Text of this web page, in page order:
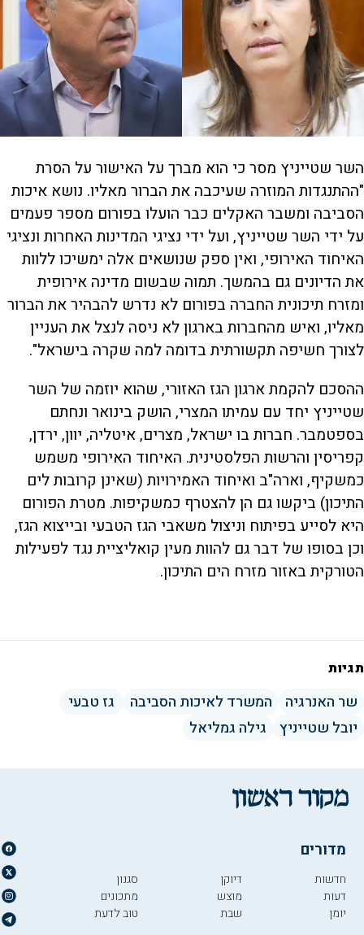
השר שטייניץ מסר כי הוא מברך על האישור על הסרת
"ההתנגדות המוזרה שעיכבה את הברור מאליו. נושא איכות
הסביבה ומשבר האקלים כבר הועלו בפורום מספר פעמים
על ידי השר שטייניץ, ועל ידי נציגי המדינות האחרות ונציגי
האיחוד האירופי, ואין ספק שנושאים אלה ימשיכו ללוות
את הדיונים גם בהמשך. תמוה שבשום מדינה אירופית
ומזרח תיכונית החברה בפורום לא נדרש להבהיר את הברור
מאליו, ואיש מהחברות בארגון לא ניסה לנצל את העניין
לצורך חשיפה תקשורתית בדומה למה שקרה בישראל".
ההסכם להקמת ארגון הגז האזורי, שהוא יוזמה של השר
שטייניץ יחד עם עמיתו המצרי, הושק בינואר ונחתם
בספטמבר. חברות בו ישראל, מצרים, איטליה, יוון, ירדן,
קפריסין והרשות הפלסטינית. האיחוד האירופי משמש
כמשקיף, וארה"ב ואיחוד האמירויות (שאינן קרובות לים
התיכון) ביקשו גם הן להצטרף כמשקיפות. מטרת הפורום
היא לסייע בפיתוח וניצול משאבי הגז הטבעי ובייצוא הגז,
וכן בסופו של דבר גם להוות מעין קואליציית נגד לפעילות
הטורקית באזור מזרח הים התיכון.
תגיות
שר האנרגיה המשרד לאיכות הסביבה
גז טבעי
יובל שטייניץ
גילה גמליאל
מדורים
חדשות
דעות
יומן
דיוקן
מוצש
שבת
סגנון
מתכונים
טוב לדעת